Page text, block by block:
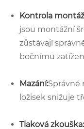
Kontrola
jsou montážní
zůstávají
bočnímu
Mazání:Správné
ložisek snižuje
Tlaková zkouška: